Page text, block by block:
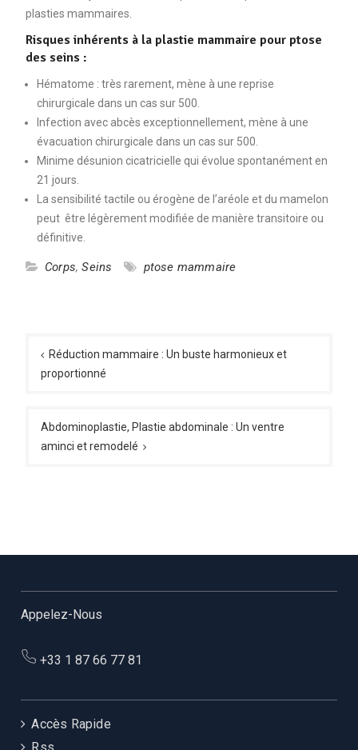
plasties mammaires.
Risques inhérents à la plastie mammaire pour ptose
des seins :
Hématome : très rarement, mène à une reprise
chirurgicale dans un cas sur 500.
Infection avec abcès exceptionnellement, mène à une
évacuation chirurgicale dans un cas sur 500.
Minime désunion cicatricielle qui évolue spontanément en
21 jours.
La sensibilité tactile ou érogène de l’aréole et du mamelon
peut être légèrement modifiée de manière transitoire ou
définitive.
Corps,Seins ptose mammaire
de
l’article
Réduction mammaire : Un buste harmonieux et
proportionné
Abdominoplastie, Plastie abdominale : Un ventre
aminci et remodelé
Appelez-Nous
+33 1 87 66 77 81
Accès Rapide
Rss